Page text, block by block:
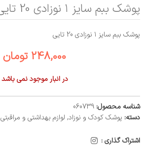
پوشک ببم سایز ۱ نوزادی 20 تایی
پوشک ببم سایز ۱ نوزادی 20 تایی
248,000 تومان
در انبار موجود نمی باشد
شناسه محصول: 060739
دسته: پوشک کودک و نوزاد, لوازم بهداشتی و مراقبتی
اشتراک گذاری :